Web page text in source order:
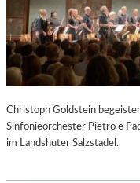
Christoph Goldstein
Sinfonieorchester Pietro e
im Landshuter Salzstadel.